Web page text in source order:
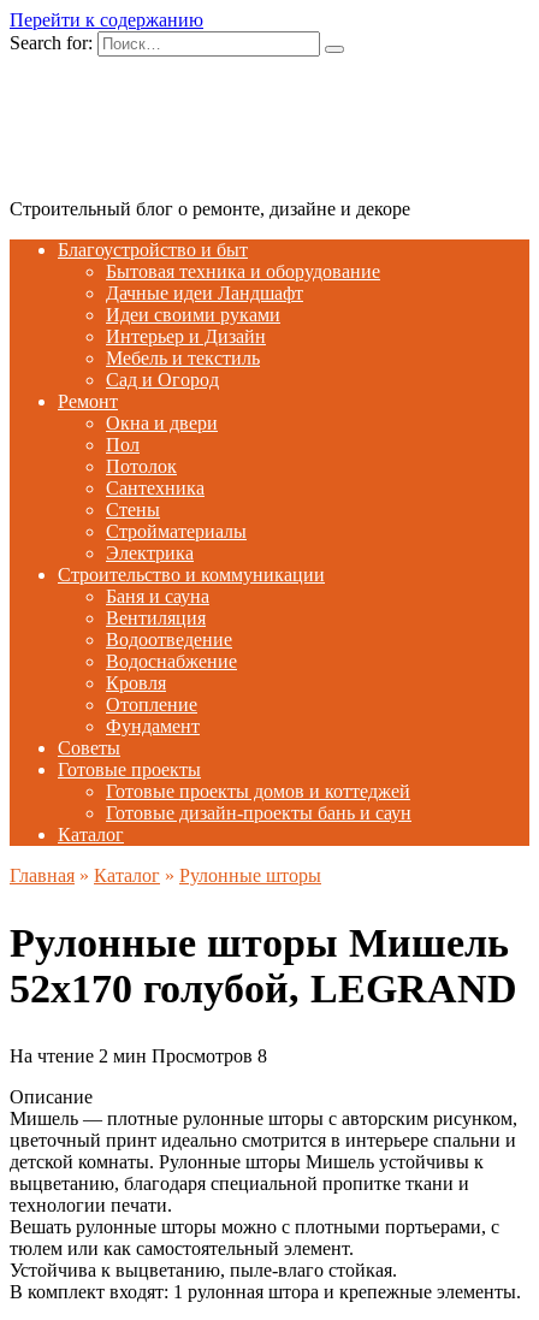
Перейти к содержанию
Search for:
Строительный блог о ремонте, дизайне и декоре
Благоустройство и быт
Бытовая техника и оборудование
Дачные идеи Ландшафт
Идеи своими руками
Интерьер и Дизайн
Мебель и текстиль
Сад и Огород
Ремонт
Окна и двери
Пол
Потолок
Сантехника
Стены
Стройматериалы
Электрика
Строительство и коммуникации
Баня и сауна
Вентиляция
Водоотведение
Водоснабжение
Кровля
Отопление
Фундамент
Советы
Готовые проекты
Готовые проекты домов и коттеджей
Готовые дизайн-проекты бань и саун
Каталог
Главная » Каталог » Рулонные шторы
Рулонные шторы Мишель
52х170 голубой, LEGRAND
На чтение 2 мин Просмотров 8
Описание
Мишель — плотные рулонные шторы с авторским рисунком,
цветочный принт идеально смотрится в интерьере спальни и
детской комнаты. Рулонные шторы Мишель устойчивы к
выцветанию, благодаря специальной пропитке ткани и
технологии печати.
Вешать рулонные шторы можно с плотными портьерами, с
тюлем или как самостоятельный элемент.
Устойчива к выцветанию, пыле-влаго стойкая.
В комплект входят: 1 рулонная штора и крепежные элементы.